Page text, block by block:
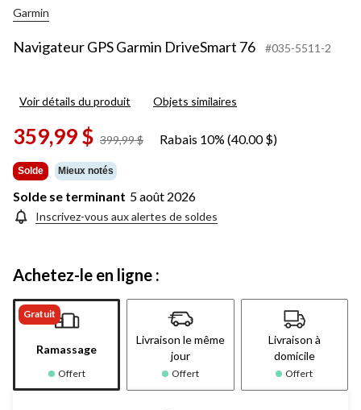
Garmin
Navigateur GPS Garmin DriveSmart 76 #035-5511-2
Voir détails du produit Objets similaires
359,99 $ 399,99 $
prixRabais 10% (40.00 $)
Solde Mieux notés
Solde se terminant 5 août 2026
Inscrivez-vous aux alertes de soldes
Achetez-le en ligne :
Gratuit
Ramassage
Offert
Livraison le même
jour
Offert
Livraison à
domicile
Offert